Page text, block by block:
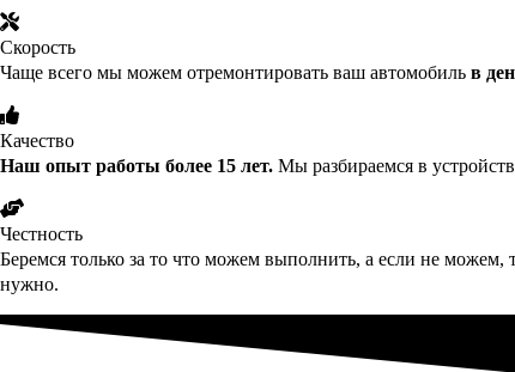
Скорость
Чаще всего мы можем отремонтировать ваш автомобиль в
Качество
Наш опыт работы более 15 лет. Мы разбираемся в
Честность
Беремся только за то что можем выполнить, а если не
нужно.